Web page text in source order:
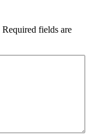
Required fields are